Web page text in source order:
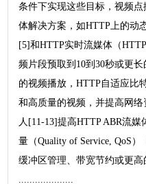
条件下实现这些目标，视频点
体解决方案，如HTTP上的动
[5]和HTTP实时流媒体（
频片段预取到10到30秒或更
的视频播放，HTTP自适应比
和高质量的视频，并提高网络
人[11-13]提高HTTP ABR流
量（Quality of Service, QoS
缓冲区管理、带宽节约或更高